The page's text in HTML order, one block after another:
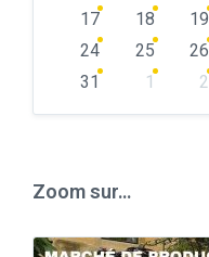
17
18 19
24
25 26
31
1 2
Zoom sur…